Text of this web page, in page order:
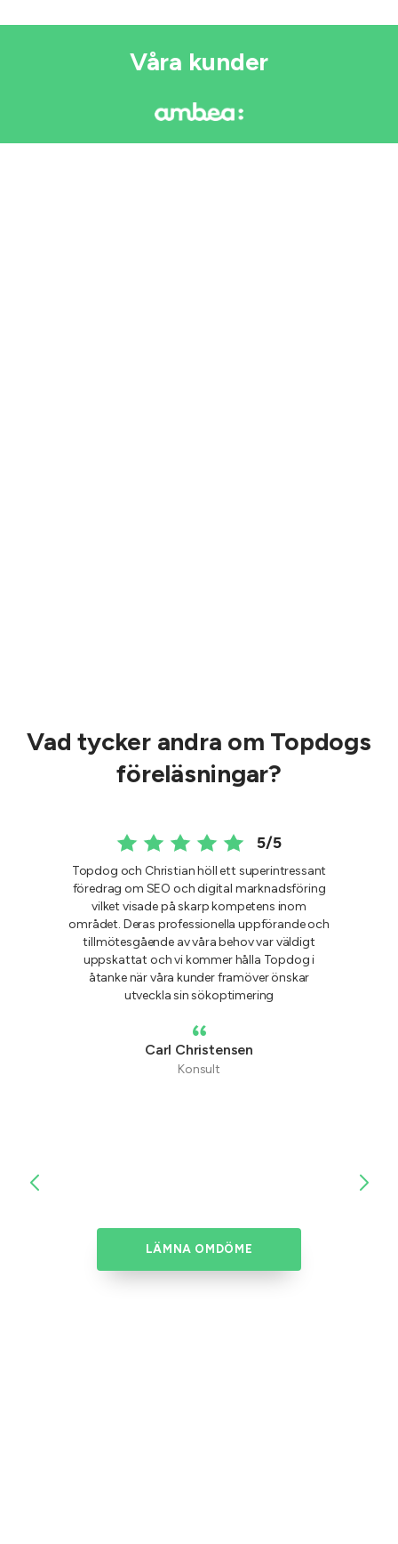
Våra kunder
Vad tycker andra om Topdogs
föreläsningar?
5/5
Topdog och Christian höll ett superintressant
föredrag om SEO och digital marknadsföring
vilket visade på skarp kompetens inom
området. Deras professionella uppförande och
tillmötesgående av våra behov var väldigt
uppskattat och vi kommer hålla Topdog i
åtanke när våra kunder framöver önskar
utveckla sin sökoptimering
Carl Christensen
Konsult
LÄMNA OMDÖME